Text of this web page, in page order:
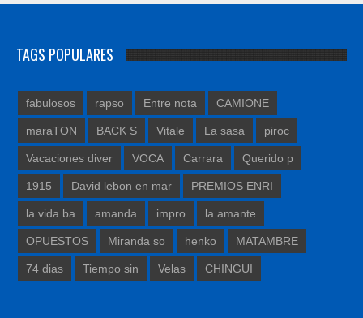
TAGS POPULARES
fabulosos rapso Entre nota CAMIONE
maraTON BACK S Vitale La sasa piroc
Vacaciones diver VOCA Carrara Querido p
1915 David lebon en mar PREMIOS ENRI
la vida ba amanda impro la amante
OPUESTOS Miranda so henko MATAMBRE
74 dias Tiempo sin Velas CHINGUI